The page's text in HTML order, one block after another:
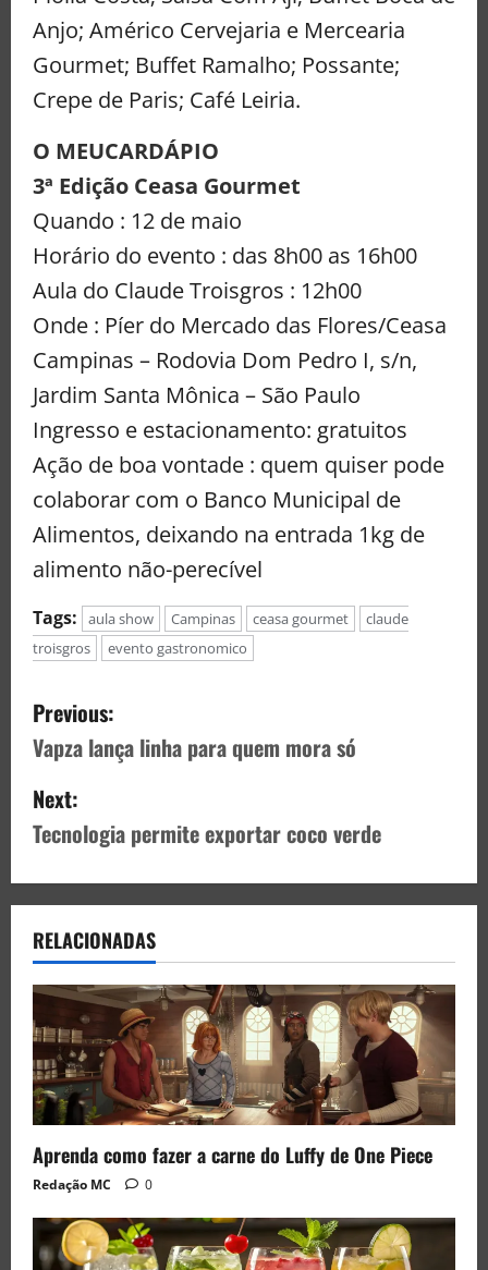
Anjo; Américo Cervejaria e Mercearia
Gourmet; Buffet Ramalho; Possante;
Crepe de Paris; Café Leiria.
O MEUCARDÁPIO
3ª Edição Ceasa Gourmet
Quando : 12 de maio
Horário do evento : das 8h00 as 16h00
Aula do Claude Troisgros : 12h00
Onde : Píer do Mercado das Flores/Ceasa
Campinas – Rodovia Dom Pedro I, s/n,
Jardim Santa Mônica – São Paulo
Ingresso e estacionamento: gratuitos
Ação de boa vontade : quem quiser pode
colaborar com o Banco Municipal de
Alimentos, deixando na entrada 1kg de
alimento não-perecível
Tags: aula show Campinas ceasa gourmet
claude
troisgros
evento gastronomico
Previous:
Vapza lança linha para quem mora só
Next:
Tecnologia permite exportar coco verde
RELACIONADAS
Aprenda como fazer a carne do Luffy de One Piece
Redação MC 0